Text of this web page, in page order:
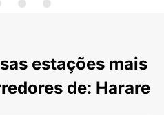
estações mais
de: Harare